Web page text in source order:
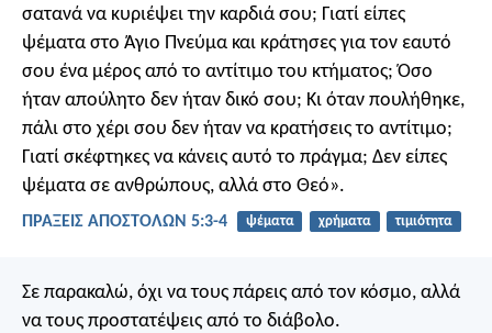
σατανά να κυριέψει την καρδιά σου; Γιατί είπες
ψέματα στο Άγιο Πνεύμα και κράτησες για τον εαυτό
σου ένα μέρος από το αντίτιμο του κτήματος; Όσο
ήταν απούλητο δεν ήταν δικό σου; Κι όταν πουλήθηκε,
πάλι στο χέρι σου δεν ήταν να κρατήσεις το αντίτιμο;
Γιατί σκέφτηκες να κάνεις αυτό το πράγμα; Δεν είπες
ψέματα σε ανθρώπους, αλλά στο Θεό».
ΠΡΑΞΕΙΣ ΑΠΟΣΤΟΛΩΝ 5:3-4 ψέματα χρήματα τιμιότητα
Σε παρακαλώ, όχι να τους πάρεις από τον κόσμο, αλλά
να τους προστατέψεις από το διάβολο.